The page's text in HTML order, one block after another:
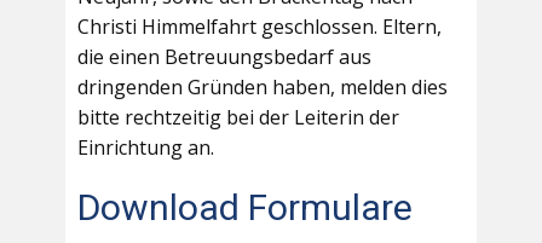
Christi Himmelfahrt geschlossen. Eltern,
die einen Betreuungsbedarf aus
dringenden Gründen haben, melden dies
bitte rechtzeitig bei der Leiterin der
Einrichtung an.
Download Formulare